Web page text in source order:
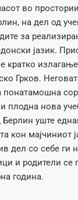
во
на дел од
за
јазик.
кратко
Грков.
понатамошна
плодна нова
уште
кон мајчиниот
дел со себе ги
и родители се
година.